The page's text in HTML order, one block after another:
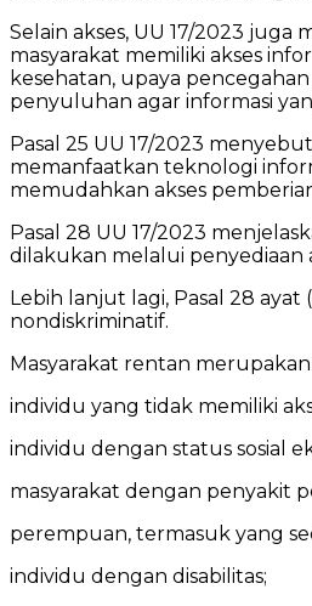
Selain akses, UU 17/2023
masyarakat memiliki akses
kesehatan, upaya
penyuluhan agar informasi
Pasal 25 UU 17/2023
memanfaatkan teknologi
memudahkan akses
Pasal 28 UU 17/2023
dilakukan melalui penyediaan
Lebih lanjut lagi, Pasal 28
nondiskriminatif.
Masyarakat rentan
individu yang tidak memiliki
individu dengan status sosial
masyarakat dengan penyakit
perempuan, termasuk yang
individu dengan disabilitas;